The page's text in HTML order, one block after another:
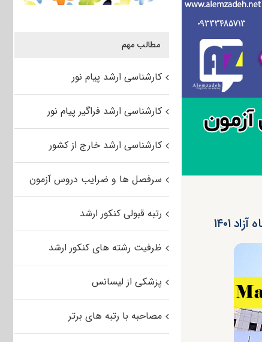
۱۴۰۱
مطالب مهم
کارشناسی ارشد پیام نور
کارشناسی ارشد فراگیر پیام نور
کارشناسی ارشد خارج از کشور
سرفصل ها و ضرایب دروس آزمون
رتبه قبولی کنکور ارشد
ظرفیت رشته های کنکور ارشد
پزشکی از لیسانس
مصاحبه با رتبه های برتر